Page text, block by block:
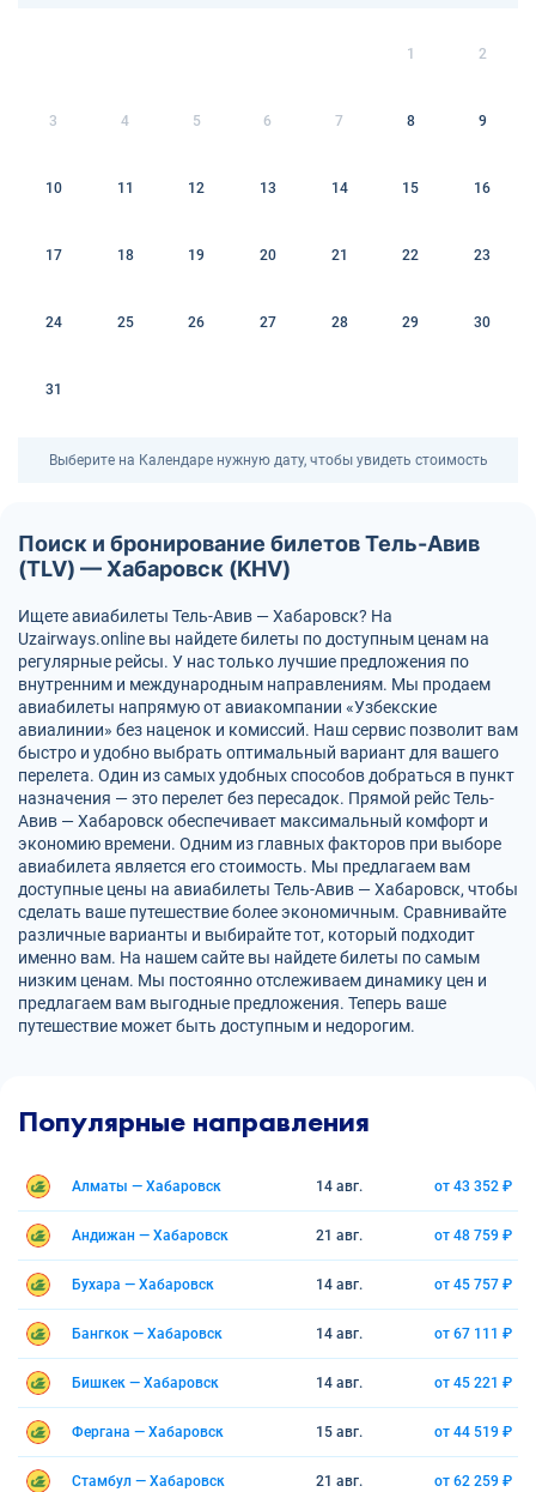
1 2
3 4 5 6 7 8 9
10 11 12 13 14 15 16
17 18 19 20 21 22 23
24 25 26 27 28 29 30
31
Выберите на Календаре нужную дату, чтобы увидеть стоимость
Поиск и бронирование билетов Тель-Авив
(TLV) — Хабаровск (KHV)
Ищете авиабилеты Тель-Авив — Хабаровск? На
Uzairways.online вы найдете билеты по доступным ценам на
регулярные рейсы. У нас только лучшие предложения по
внутренним и международным направлениям. Мы продаем
авиабилеты напрямую от авиакомпании «Узбекские
авиалинии» без наценок и комиссий. Наш сервис позволит вам
быстро и удобно выбрать оптимальный вариант для вашего
перелета. Один из самых удобных способов добраться в пункт
назначения — это перелет без пересадок. Прямой рейс Тель-
Авив — Хабаровск обеспечивает максимальный комфорт и
экономию времени. Одним из главных факторов при выборе
авиабилета является его стоимость. Мы предлагаем вам
доступные цены на авиабилеты Тель-Авив — Хабаровск, чтобы
сделать ваше путешествие более экономичным. Сравнивайте
различные варианты и выбирайте тот, который подходит
именно вам. На нашем сайте вы найдете билеты по самым
низким ценам. Мы постоянно отслеживаем динамику цен и
предлагаем вам выгодные предложения. Теперь ваше
путешествие может быть доступным и недорогим.
Популярные направления
Алматы — Хабаровск 14 авг. от 43 352 ₽
Андижан — Хабаровск 21 авг. от 48 759 ₽
Бухара — Хабаровск 14 авг. от 45 757 ₽
Бангкок — Хабаровск 14 авг. от 67 111 ₽
Бишкек — Хабаровск 14 авг. от 45 221 ₽
Фергана — Хабаровск 15 авг. от 44 519 ₽
Стамбул — Хабаровск 21 авг. от 62 259 ₽